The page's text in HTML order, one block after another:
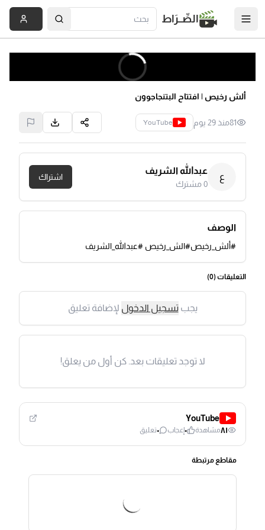
الصِّــرَاط
ألش رخيص | افتتاح البتنجاجوون
81منذ 29 يوم YouTube
ع
عبدالله الشريف
0مشترك
اشتراك
الوصف
#ألش_رخيص#الش_رخيص #عبدالله_الشريف
التعليقات (0
)
يجبتسجيل الدخول لإضافة تعليق
لا توجد تعليقات بعد. كن أول من يعلق!
YouTube
٨١مشاهدة ٠إعجاب ٠تعليق
مقاطع مرتبطة